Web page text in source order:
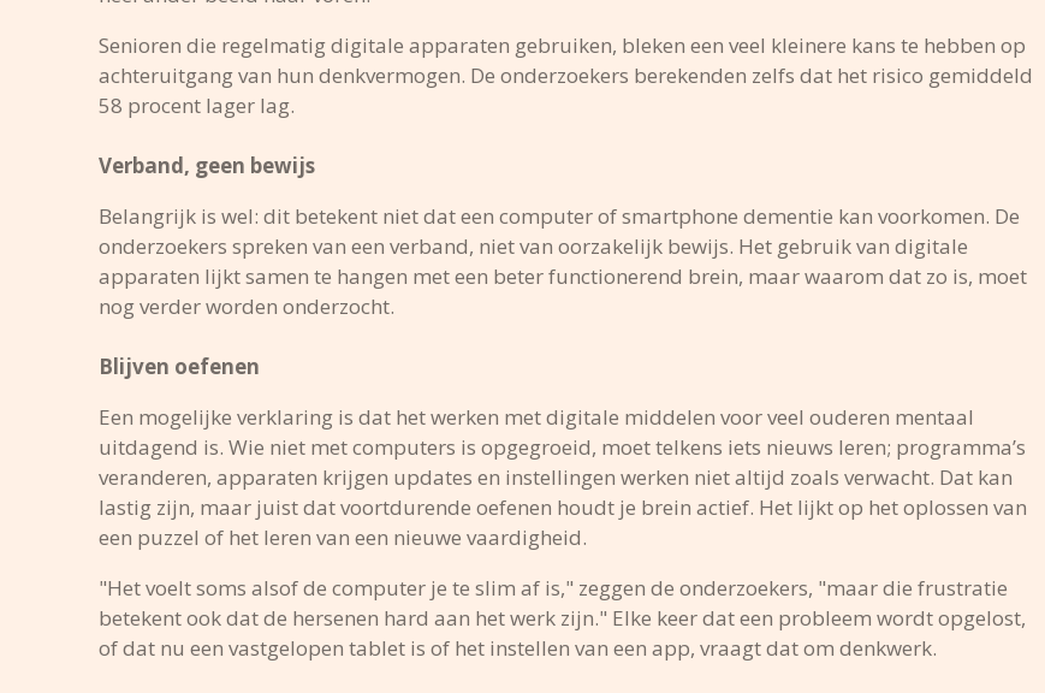
Senioren die regelmatig digitale apparaten gebruiken, bleken een veel kleinere kans te hebben op
achteruitgang van hun denkvermogen. De onderzoekers berekenden zelfs dat het risico gemiddeld
58 procent lager lag.
Verband, geen bewijs
Belangrijk is wel: dit betekent niet dat een computer of smartphone dementie kan voorkomen. De
onderzoekers spreken van een verband, niet van oorzakelijk bewijs. Het gebruik van digitale
apparaten lijkt samen te hangen met een beter functionerend brein, maar waarom dat zo is, moet
nog verder worden onderzocht.
Blijven oefenen
Een mogelijke verklaring is dat het werken met digitale middelen voor veel ouderen mentaal
uitdagend is. Wie niet met computers is opgegroeid, moet telkens iets nieuws leren; programma’s
veranderen, apparaten krijgen updates en instellingen werken niet altijd zoals verwacht. Dat kan
lastig zijn, maar juist dat voortdurende oefenen houdt je brein actief. Het lijkt op het oplossen van
een puzzel of het leren van een nieuwe vaardigheid.
"Het voelt soms alsof de computer je te slim af is," zeggen de onderzoekers, "maar die frustratie
betekent ook dat de hersenen hard aan het werk zijn." Elke keer dat een probleem wordt opgelost,
of dat nu een vastgelopen tablet is of het instellen van een app, vraagt dat om denkwerk.